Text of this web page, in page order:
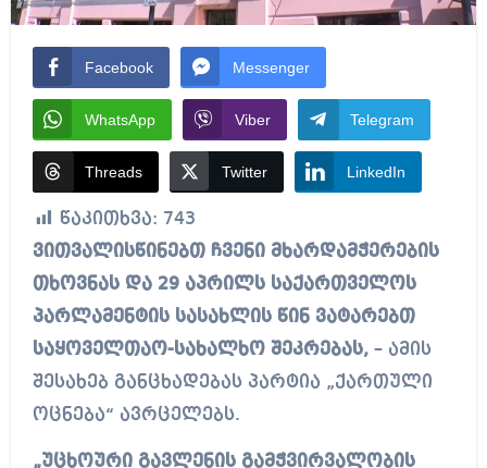
Facebook Messenger
WhatsApp Viber Telegram
Threads Twitter LinkedIn
წაკითხვა: 743
ვითვალისწინებთ ჩვენი მხარდამჭერების
თხოვნას და 29 აპრილს საქართველოს
პარლამენტის სასახლის წინ ვატარებთ
საყოველთაო-სახალხო შეკრებას,– ამის
შესახებ განცხადებას პარტია „ქართული
ოცნება“ ავრცელებს.
„უცხოური გავლენის გამჭვირვალობის